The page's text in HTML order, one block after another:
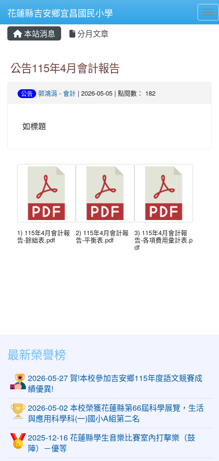
花蓮縣吉安鄉宜昌國民小學
本站消息 分月文章
公告115年4月會計報告
公告 郭鴻涓 - 會計 | 2026-05-05 | 點閱數： 182
如標題
1) 115年4月會計報
告-餘絀表.pdf
2) 115年4月會計報
告-平衡表.pdf
3) 115年4月會計報
告-各項費用彙計表.p
df
最新榮譽榜
2026-05-27 賀!本校參加吉安鄉115年度語文競賽成
績優異!
2026-05-02 本校榮獲花蓮縣第66屆科學展覽，生活
與應用科學科(一)國小A組第二名
2025-12-16 花蓮縣學生音樂比賽室內打擊樂（鼓
陣）－優等